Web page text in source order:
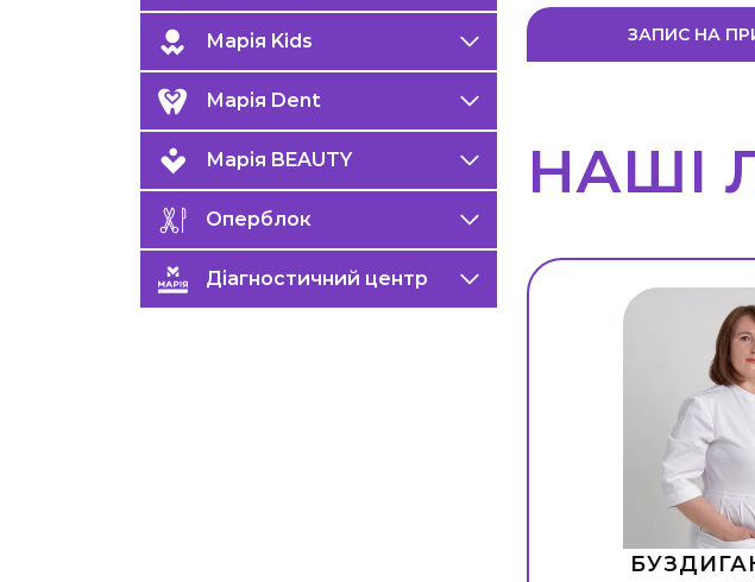
Марія Kids
Марія Dent
Марія BEAUTY
Оперблок
Діагностичний центр
ЗАПИС НА
НАШІ